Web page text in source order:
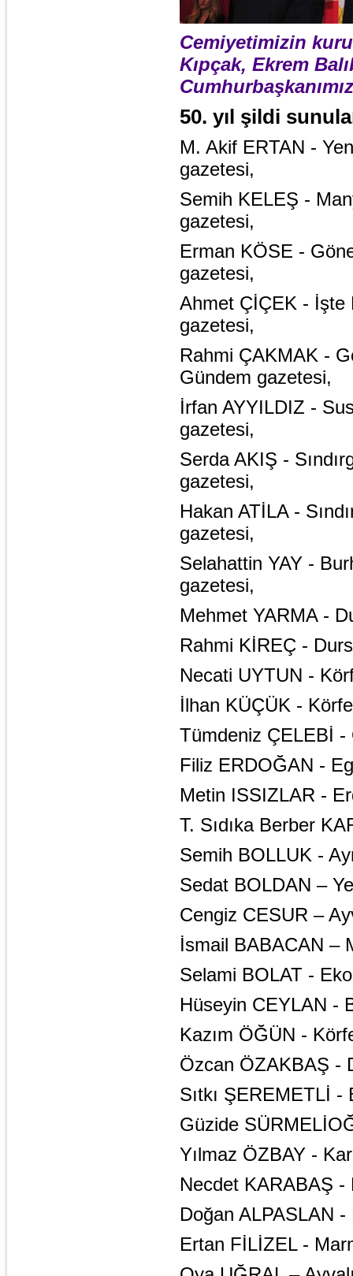
Cemiyetimizin
Kıpçak, Ekrem
50. yıl şildi
M. Akif ERTAN -
gazetesi,
Semih KELEŞ -
gazetesi,
Erman KÖSE -
gazetesi,
Ahmet ÇİÇEK - İşte
gazetesi,
Rahmi ÇAKMAK -
Gündem gazetesi,
İrfan AYYILDIZ -
gazetesi,
Serda AKIŞ -
gazetesi,
Hakan ATİLA -
gazetesi,
Selahattin YAY -
gazetesi,
Mehmet YARMA -
Rahmi KİREÇ -
Necati UYTUN -
İlhan KÜÇÜK -
Tümdeniz ÇELEBİ
Filiz ERDOĞAN -
Metin ISSIZLAR -
T. Sıdıka Berber
Semih BOLLUK -
Sedat BOLDAN –
Cengiz CESUR –
İsmail BABACAN –
Selami BOLAT -
Hüseyin CEYLAN -
Kazım ÖĞÜN -
Özcan ÖZAKBAŞ -
Sıtkı ŞEREMETLİ
Güzide
Yılmaz ÖZBAY -
Necdet KARABAŞ -
Doğan ALPASLAN
Ertan FİLİZEL -